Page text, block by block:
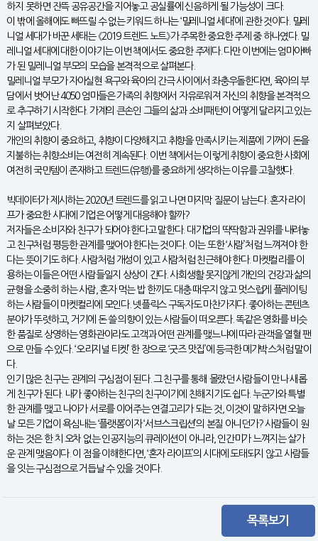
하지 못하면 잔뜩 공유공간을 지어놓고 공실률에 신음하게 될 가능성이 크다.
이 밖에 올해에도 빠뜨릴 수 없는 키워드 하나는 ‘밀레니얼 세대’에 관한 것이다. 밀레
니얼 세대가 바꾼 세태는 《2019 트렌드 노트》가 주목한 중요한 주제 중 하나였다. 밀
레니얼 세대에 대한 이야기는 이번 책에서도 중요한 주제다. 다만 이번에는 엄마아빠
가 된 밀레니얼 부모의 모습을 본격적으로 살펴본다.
밀레니얼 부모가 자아실현 욕구와 육아의 간극 사이에서 좌충우돌한다면, 육아의 부
담에서 벗어난 4050 엄마들은 가족의 취향에서 자유로워져 자신의 취향을 본격적으
로 추구하기 시작한다. 가계의 큰손인 그들의 삶과 소비패턴이 어떻게 달라지고 있는
지 살펴보았다.
개인의 취향이 중요하고, 취향이 다양해지고 취향을 만족시키는 제품에 기꺼이 돈을
지불하는 취향소비는 여전히 계속된다. 이번 책에서는 이렇게 취향이 중요한 사회에
여전히 국민템이 존재하고 트렌드(유행)를 중요하게 생각하는 이유를 고찰했다.
빅데이터가 제시하는 2020년 트렌드를 읽고 나면 마지막 질문이 남는다. 혼자 라이
프가 중요한 시대에 기업은 어떻게 대응해야 할까?
저자들은 소비자와 친구가 되어야 한다고 말한다. 대기업의 딱딱함과 권위를 내려놓
고 친구처럼 평등한 관계를 맺어야 한다는 것이다. 이는 또한 ‘사람’처럼 느껴져야 한
다는 뜻이기도 하다. 사람처럼 개성이 있고 사람처럼 친근해야 한다. 마켓컬리를 이
용하는 이들은 어떤 사람들일지 상상이 간다. 사회생활 못지않게 개인의 건강과 삶의
균형을 소중히 하는 사람, 혼자 먹는 밥 한끼도 대충 때우지 않고 멋스럽게 플레이팅
하는 사람들이 마켓컬리에 모인다. 넷플릭스 구독자도 마찬가지다. 좋아하는 콘텐츠
분야가 뚜렷하고, 거기에 돈 쓸 의향이 있는 사람들이 떠오른다. 똑같은 영화를 비슷
한 품질로 상영하는 영화관이라도 고객과 어떤 관계를 맺느냐에 따라 관객을 열혈 팬
으로 만들 수 있다. ‘오리지널 티켓’ 한 장으로 ‘굿즈 맛집’에 등극한 메가박스처럼 말이
다.
인기 많은 친구는 관계의 구심점이 된다. 그 친구를 통해 몰랐던 사람들이 만나 새롭
게 친구가 된다. 내가 좋아하는 친구의 친구이기에 친해지기도 쉽다. 누군가와 특별
한 관계를 맺고 나아가 서로를 이어주는 연결고리가 되는 것, 이것이 말하자면 오늘
날 모든 기업이 욕심내는 ‘플랫폼’이자 ‘서브스크립션’의 본질 아니던가? 사람들이 원
하는 것은 한 치 오차 없는 인공지능의 큐레이션이 아니라, 인간미가 느껴지는 살가
운 관계 맺음이다. 이 점을 이해한다면, ‘혼자 라이프’의 시대에 도태되지 않고 사람들
을 잇는 구심점으로 거듭날 수 있을 것이다.
목록보기